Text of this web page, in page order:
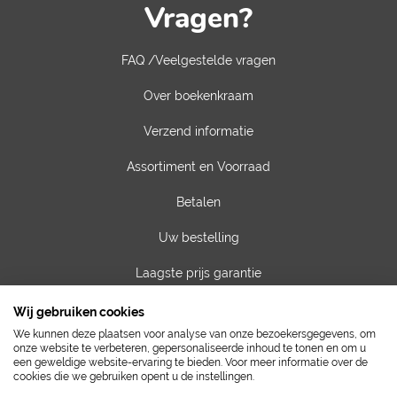
Vragen?
FAQ /Veelgestelde vragen
Over boekenkraam
Verzend informatie
Assortiment en Voorraad
Betalen
Uw bestelling
Laagste prijs garantie
Privacy van gegevens
Algemene voorwaarden
Contact
Wij gebruiken cookies
We kunnen deze plaatsen voor analyse van onze bezoekersgegevens, om
onze website te verbeteren, gepersonaliseerde inhoud te tonen en om u
een geweldige website-ervaring te bieden. Voor meer informatie over de
cookies die we gebruiken opent u de instellingen.